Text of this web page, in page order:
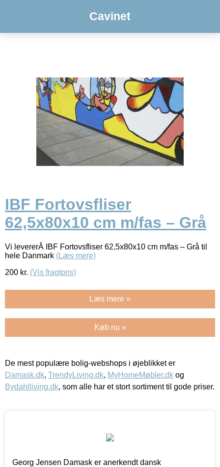
Cavinet
IBF Fortovsfliser
62,5x80x10 cm m/fas – Grå
Vi levererÂ IBF Fortovsfliser 62,5x80x10 cm m/fas – Grå til
hele Danmark (Læs mere)
200 kr. (Vis fragtpris)
Læs mere »
Køb nu »
De mest populære bolig-webshops i øjeblikket er
Damask.dk, TrendyLiving.dk, MyHomeMøbler.dk og
Bydahlliving.dk, som alle har et stort sortiment til gode priser.
Georg Jensen Damask er anerkendt dansk